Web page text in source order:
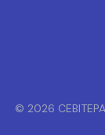
© 2026